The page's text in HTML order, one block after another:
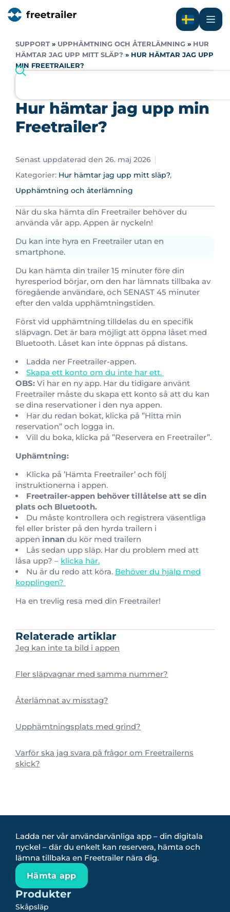
SUPPORT » UPPHÄMTNING OCH ÅTERLÄMNING » HUR
HÄMTAR JAG UPP MITT SLÄP? » HUR HÄMTAR JAG UPP
MIN FREETRAILER?
Hur hämtar jag upp min
Freetrailer?
Senast uppdaterad den 26. maj 2026
Kategorier: Hur hämtar jag upp mitt släp?,
Upphämtning och återlämning
När du ska hämta din Freetrailer behöver du
använda vår app. Appen är nyckeln!
Du kan inte hyra en Freetrailer utan en
smartphone.
Du kan hämta din trailer 15 minuter före din
hyresperiod börjar, om den har lämnats tillbaka av
föregående användare, och SENAST 45 minuter
efter den valda upphämtningstiden.
Först vid upphämtning tilldelas du en specifik
släpvagn. Det är bara möjligt att öppna låset med
Bluetooth. Låset kan inte öppnas på distans.
Ladda ner Freetrailer-appen.
Skapa ett konto om du inte har ett.
OBS: Vi har en ny app. Har du tidigare använt
Freetrailer måste du skapa ett konto så att du kan
se dina reservationer i den nya appen.
Har du redan bokat, klicka på ”Hitta min
reservation” och logga in.
Vill du boka, klicka på ”Reservera en Freetrailer”.
Uphämtning:
Klicka på ’Hämta Freetrailer’ och följ
instruktionerna i appen.
Freetrailer-appen behöver tillåtelse att se din
plats och Bluetooth.
Du måste kontrollera och registrera väsentliga
fel eller brister på den hyrda trailern i
appen innan du kör med trailern
Lås sedan upp släp. Har du problem med att
låsa upp? – klicka här.
Nu är du redo att köra. Behöver du hjälp med
kopplingen?
Ha en trevlig resa med din Freetrailer!
Relaterade artiklar
Jeg kan inte ta bild i appen
Fler släpvagnar med samma nummer?
Återlämnat av misstag?
Upphämtningsplats med grind?
Varför ska jag svara på frågor om Freetrailerns
skick?
Ladda ner vår användarvänliga app – din digitala
nyckel – där du enkelt kan reservera, hämta och
lämna tillbaka en Freetrailer nära dig.
Hämta app
Produkter
Skåpsläp